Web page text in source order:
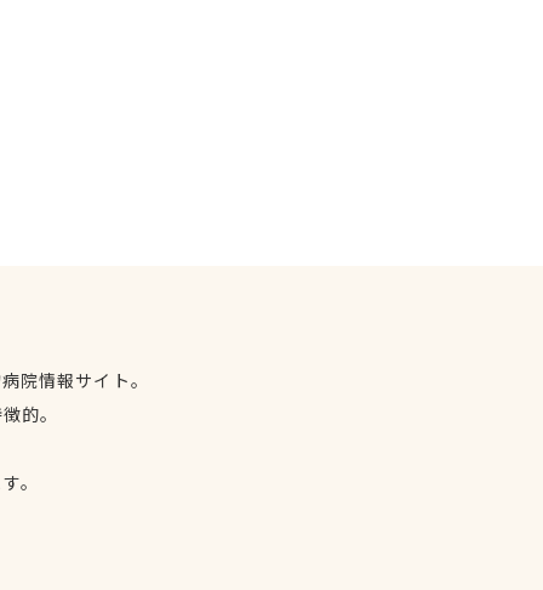
院情報サイト。
的。
。